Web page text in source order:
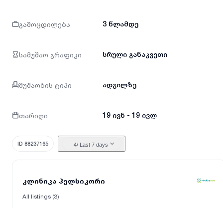
გამოცდილება 3 წლამდე
სამუშაო გრაფიკი სრული განაკვეთი
მუშაობის ტიპი ადგილზე
თარიღი 19 ივნ - 19 ივლ
ID 88237165 4/ Last 7 days
კლინიკა ჰელსიკორი
All listings (3)